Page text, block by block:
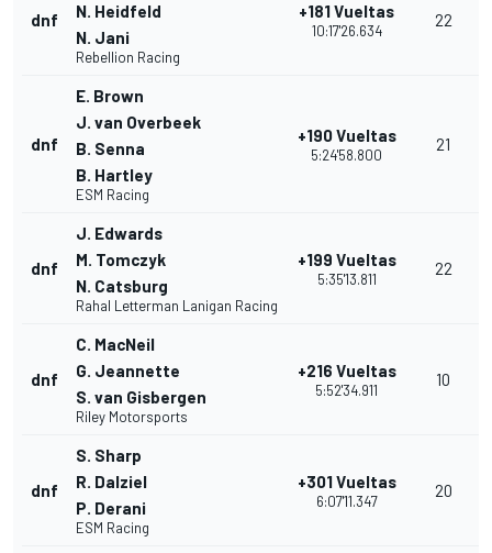
dnf
N. Heidfeld
N. Jani
Rebellion Racing
+181 Vueltas
10:17'26.634
22
dnf
E. Brown
J. van Overbeek
B. Senna
B. Hartley
ESM Racing
+190 Vueltas
5:24'58.800
21
dnf
J. Edwards
M. Tomczyk
N. Catsburg
Rahal Letterman Lanigan Racing
+199 Vueltas
5:35'13.811
22
dnf
C. MacNeil
G. Jeannette
S. van Gisbergen
Riley Motorsports
+216 Vueltas
5:52'34.911
10
dnf
S. Sharp
R. Dalziel
P. Derani
ESM Racing
+301 Vueltas
6:07'11.347
20